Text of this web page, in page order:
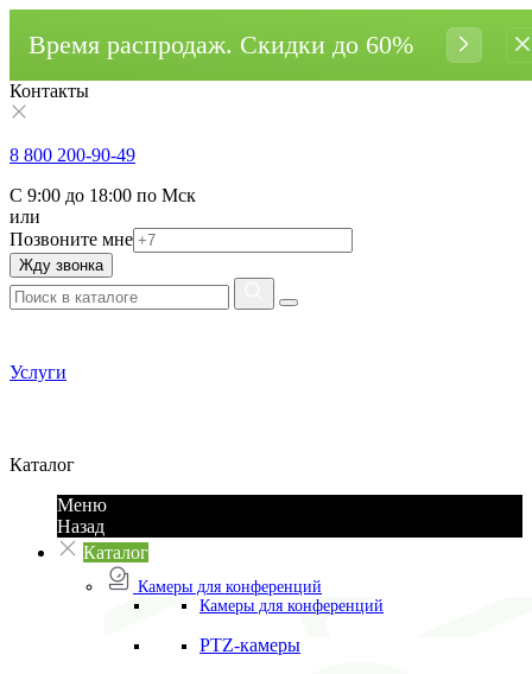
Время распродаж. Cкидки до 60%
Контакты
8 800 200-90-49
С 9:00 до 18:00 по Мск
или
Позвоните мне
Жду звонка
Услуги
Каталог
Меню
Назад
Каталог
Камеры для конференций
Камеры для конференций
PTZ-камеры